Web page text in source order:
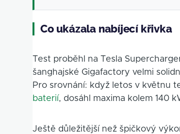
Co ukázala nabíjecí křivka
Test proběhl na Tesla
šanghajské Gigafactory velmi
Pro srovnání: když letos v květnu
baterií, dosáhl maxima kolem 140
Ještě důležitější než špičkový